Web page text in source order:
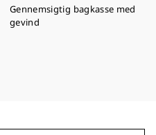
Gennemsigtig bagkasse med
gevind